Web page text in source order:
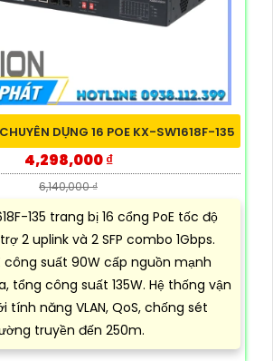
DỤNG 16 POE KX-SW1618F-135
4,298,000 ₫
6,140,000 ₫
135 trang bị 16 cổng PoE tốc độ
2 uplink và 2 SFP combo 1Gbps.
công suất 90W cấp nguồn mạnh
tổng công suất 135W. Hệ thống vận
tính năng VLAN, QoS, chống sét
truyền đến 250m.